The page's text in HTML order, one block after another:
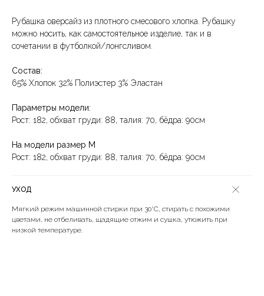
Рубашка оверсайз из плотного смесового хлопка. Рубашку
можно носить, как самостоятельное изделие, так и в
сочетании в футболкой/лонгсливом.
Состав:
65% Хлопок 32% Полиэстер 3% Эластан
Параметры модели:
Рост: 182, обхват груди: 88, талия: 70, бёдра: 90см
На модели размер M
Рост: 182, обхват груди: 88, талия: 70, бёдра: 90см
УХОД
Мягкий режим машинной стирки при 30°C, стирать с похожими
цветами, не отбеливать, щадящие отжим и сушка, утюжить при
низкой температуре.